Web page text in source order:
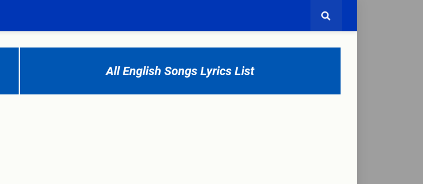
All English Songs Lyrics List